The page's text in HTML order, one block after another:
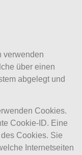
verwenden
über einen
abgelegt und
Cookies.
Cookie-ID. Eine
Cookies. Sie
Internetseiten